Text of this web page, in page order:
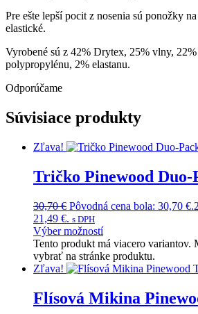
Pre ešte lepší pocit z nosenia sú ponožky
elastické.
Vyrobené sú z 42% Drytex, 25% vlny,
polypropylénu, 2% elastanu.
Odporúčame
Súvisiace produkty
Zľava!
Tričko Pinewood Duo-
30,70€ Pôvodná cena bola: 30,70 €.
21,49 €. s DPH
Výber možností
Tento produkt má viacero variantov.
vybrať na stránke produktu.
Zľava!
Flísová Mikina